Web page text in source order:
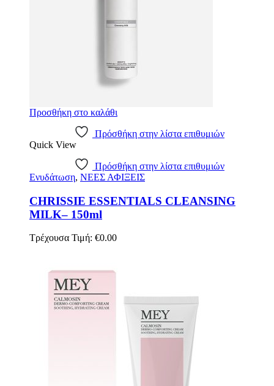
Προσθήκη στο καλάθι
Πρόσθήκη στην λίστα επιθυμιών
Quick View
Πρόσθήκη στην λίστα επιθυμιών
Ενυδάτωση, ΝΕΕΣ ΑΦΙΞΕΙΣ
CHRISSIE ESSENTIALS CLEANSING
MILK– 150ml
Τρέχουσα Τιμή: €0.00